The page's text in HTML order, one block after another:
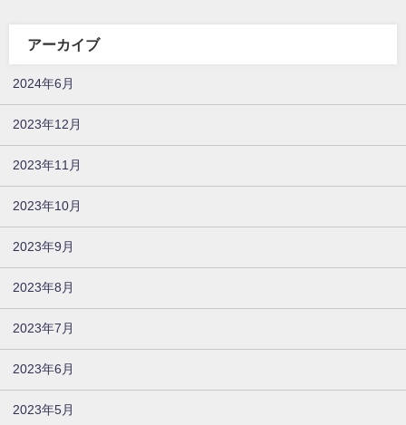
アーカイブ
2024年6月
2023年12月
2023年11月
2023年10月
2023年9月
2023年8月
2023年7月
2023年6月
2023年5月